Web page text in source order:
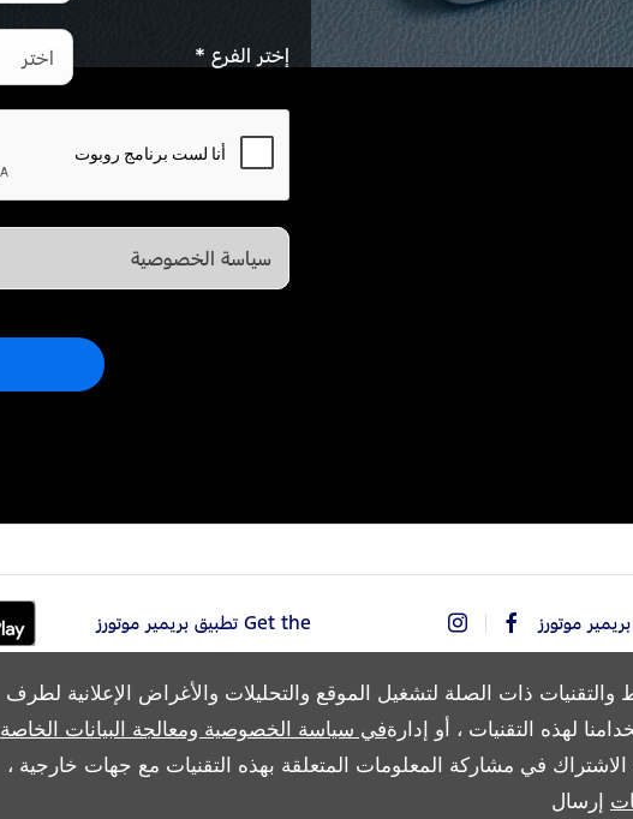
ذات الصلة لتشغيل الموقع والتحليلات والأغراض الإعلانية لطرف
لهذه التقنيات ، أو إدارةفي سياسة الخصوصية ومعالجة البيانات الخاصة
في مشاركة المعلومات المتعلقة بهذه التقنيات مع جهات خارجية ،
إرسال
إختر الفرع * اختر
سياسة الخصوصية
Get the تطبيق بريمير موتورز
Copyright © 2026 بريمير موتورز